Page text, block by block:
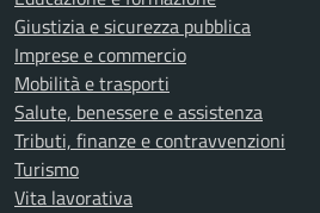
Giustizia e sicurezza pubblica
Imprese e commercio
Mobilità e trasporti
Salute, benessere e assistenza
Tributi, finanze e contravvenzioni
Turismo
Vita lavorativa